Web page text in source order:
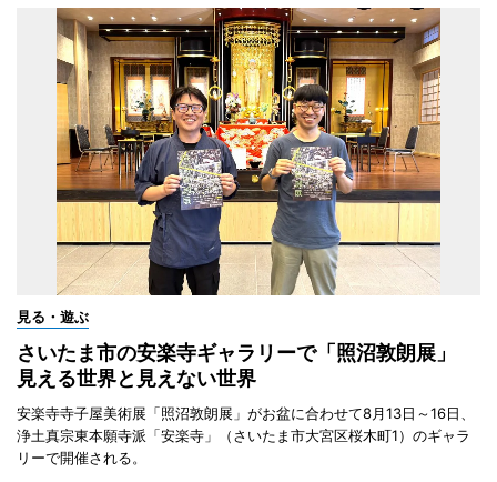
見る・遊ぶ
さいたま市の安楽寺ギャラリーで「照沼敦朗展」
見える世界と見えない世界
安楽寺寺子屋美術展「照沼敦朗展」がお盆に合わせて8月13日～16日、
浄土真宗東本願寺派「安楽寺」（さいたま市大宮区桜木町1）のギャラ
リーで開催される。